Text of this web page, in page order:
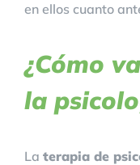
en ellos cuanto
¿Cómo
la
La terapia de